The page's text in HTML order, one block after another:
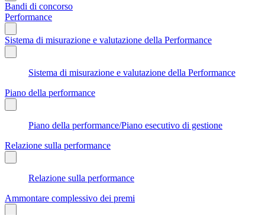
Bandi di concorso
Performance
Sistema di misurazione e valutazione della Performance
Sistema di misurazione e valutazione della Performance
Piano della performance
Piano della performance/Piano esecutivo di gestione
Relazione sulla performance
Relazione sulla performance
Ammontare complessivo dei premi